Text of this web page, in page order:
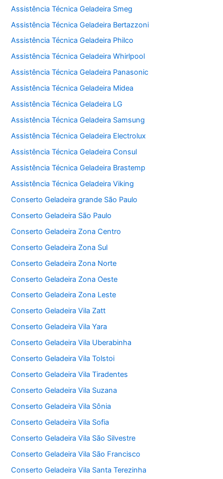
Assistência Técnica Geladeira Smeg
Assistência Técnica Geladeira Bertazzoni
Assistência Técnica Geladeira Philco
Assistência Técnica Geladeira Whirlpool
Assistência Técnica Geladeira Panasonic
Assistência Técnica Geladeira Midea
Assistência Técnica Geladeira LG
Assistência Técnica Geladeira Samsung
Assistência Técnica Geladeira Electrolux
Assistência Técnica Geladeira Consul
Assistência Técnica Geladeira Brastemp
Assistência Técnica Geladeira Viking
Conserto Geladeira grande São Paulo
Conserto Geladeira São Paulo
Conserto Geladeira Zona Centro
Conserto Geladeira Zona Sul
Conserto Geladeira Zona Norte
Conserto Geladeira Zona Oeste
Conserto Geladeira Zona Leste
Conserto Geladeira Vila Zatt
Conserto Geladeira Vila Yara
Conserto Geladeira Vila Uberabinha
Conserto Geladeira Vila Tolstoi
Conserto Geladeira Vila Tiradentes
Conserto Geladeira Vila Suzana
Conserto Geladeira Vila Sônia
Conserto Geladeira Vila Sofia
Conserto Geladeira Vila São Silvestre
Conserto Geladeira Vila São Francisco
Conserto Geladeira Vila Santa Terezinha